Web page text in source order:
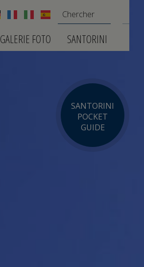
GALERIE FOTO SANTORINI
SANTORINI
POCKET
GUIDE